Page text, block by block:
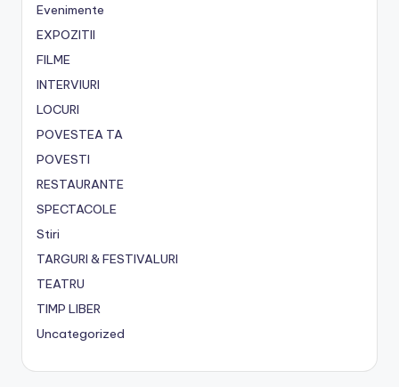
Evenimente
EXPOZITII
FILME
INTERVIURI
LOCURI
POVESTEA TA
POVESTI
RESTAURANTE
SPECTACOLE
Stiri
TARGURI & FESTIVALURI
TEATRU
TIMP LIBER
Uncategorized